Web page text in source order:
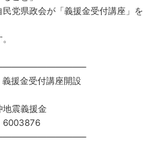
党県政会が「義援金受付講座」を
援金受付講座開設
震義援金